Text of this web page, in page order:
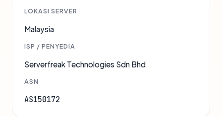
LOKASI SERVER
Malaysia
ISP / PENYEDIA
Serverfreak Technologies Sdn Bhd
ASN
AS150172